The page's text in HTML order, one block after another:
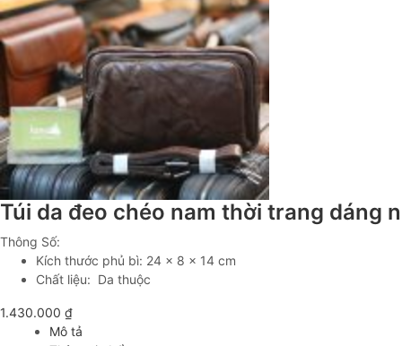
Túi da đeo chéo nam thời trang dáng
Thông Số:
Kích thước phủ bì: 24 x 8 x 14 cm
Chất liệu: Da thuộc
1.430.000 ₫
Mô tả